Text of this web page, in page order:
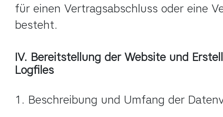
für einen Vertragsabschluss oder eine
besteht.
IV. Bereitstellung der Website und
Logfiles
1. Beschreibung und Umfang der